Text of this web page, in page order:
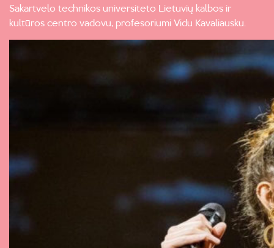
Sakartvelo technikos universiteto Lietuvių kalbos ir
kultūros centro vadovu, profesoriumi Vidu Kavaliausku.